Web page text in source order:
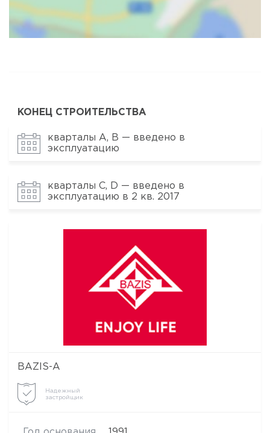
КОНЕЦ СТРОИТЕЛЬСТВА
кварталы А, В — введено в
эксплуатацию
кварталы C, D — введено в
эксплуатацию в 2 кв. 2017
BAZIS-А
Надежный
застройщик